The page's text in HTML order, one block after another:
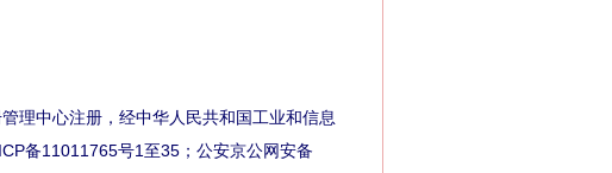
中心注册，经中华人民共和国工业和信息
备11011765号1至35；公安京公网安备